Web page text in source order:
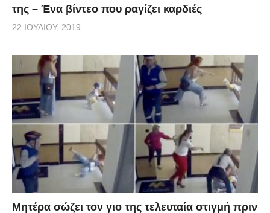
της – Ένα βίντεο που ραγίζει καρδιές
22 ΙΟΥΛΊΟΥ, 2019
Μητέρα σώζει τον γιο της τελευταία στιγμή πριν